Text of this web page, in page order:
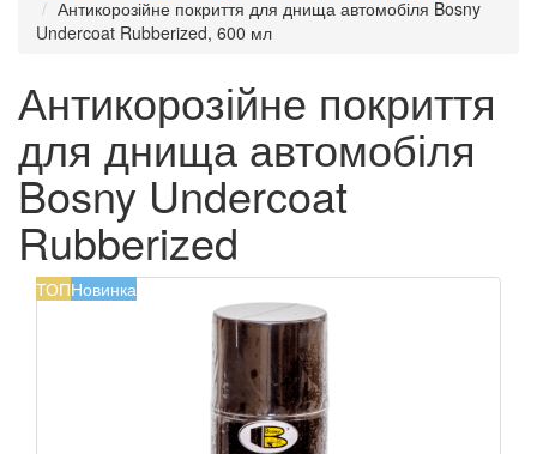
Антикорозійне покриття для днища автомобіля Bosny
Undercoat Rubberized, 600 мл
Антикорозійне покриття
для днища автомобіля
Bosny Undercoat
Rubberized
ТОПНовинка